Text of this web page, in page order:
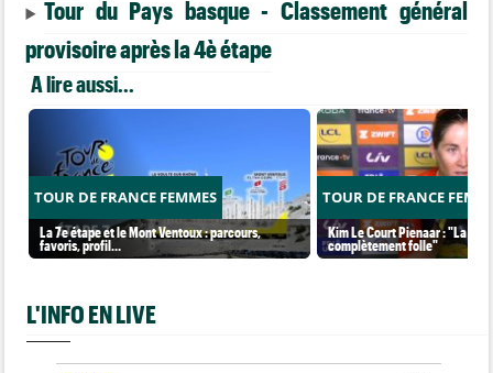
Tour du Pays basque - Classement général
provisoire après la 4è étape
A lire aussi...
TOUR DE FRANCE FEMMES
La 7e étape et le Mont Ventoux : parcours,
favoris, profil…
TOUR DE FRANCE
Kim Le Court Pienaar : "La
complètement folle"
L'INFO EN LIVE